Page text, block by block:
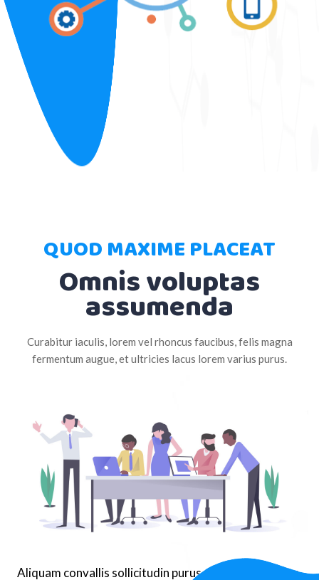
QUOD MAXIME PLACEAT
Omnis voluptas
assumenda
Curabitur iaculis, lorem vel rhoncus faucibus, felis magna
fermentum augue, et ultricies lacus lorem varius purus.
Aliquam convallis sollicitudin purus. Praesent aliquam,